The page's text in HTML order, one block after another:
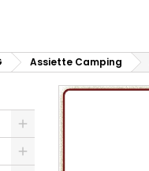
Assiette Camping